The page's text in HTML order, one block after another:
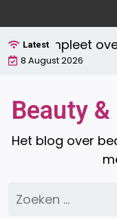
naar
de
inhoud
Latest
Een compleet
8 August 2026
Beauty
Het blog over
Zoeken
naar: